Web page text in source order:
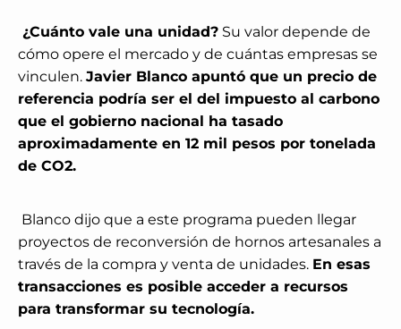
¿Cuánto vale una unidad? Su valor depende de
cómo opere el mercado y de cuántas empresas se
vinculen. Javier Blanco apuntó que un precio de
referencia podría ser el del impuesto al carbono
que el gobierno nacional ha tasado
aproximadamente en 12 mil pesos por tonelada
de CO2.
Blanco dijo que a este programa pueden llegar
proyectos de reconversión de hornos artesanales a
través de la compra y venta de unidades. En esas
transacciones es posible acceder a recursos
para transformar su tecnología.